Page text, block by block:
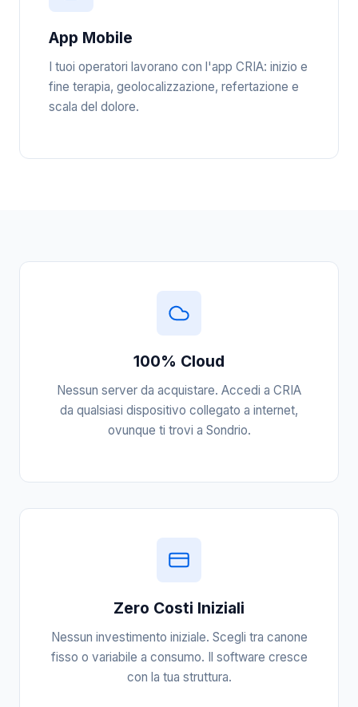
App Mobile
I tuoi operatori lavorano con l'app CRIA: inizio e
fine terapia, geolocalizzazione, refertazione e
scala del dolore.
100% Cloud
Nessun server da acquistare. Accedi a CRIA
da qualsiasi dispositivo collegato a internet,
ovunque ti trovi a Sondrio.
Zero Costi Iniziali
Nessun investimento iniziale. Scegli tra canone
fisso o variabile a consumo. Il software cresce
con la tua struttura.